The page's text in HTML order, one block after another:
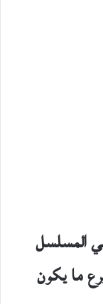
المسلسل
ما يكون